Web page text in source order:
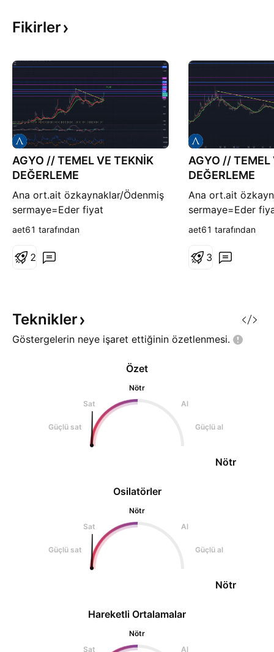
Fikirler
AGYO // TEMEL VE TEKNİK
DEĞERLEME
Ana ort.ait özkaynaklar/Ödenmiş
sermaye=Eder fiyat
6.267.125/263.340=23,80
kırdık.Hedefler fibonacciye göre
ettiğiniz yazarlar altında bulunan
eposta seçeneklerinin seçil
aet61 tarafından
2
AGYO // TEMEL
DEĞERLEME
Ana ort.ait
sermaye=Eder
5.785.846/
kırdık.Hedefler
ettiğiniz yazarlar
eposta
aet61 tarafından
3
Teknikler
Göstergelerin neye işaret ettiğinin özetlenmesi.
Osilatörler
Nötr
Sat
Al
Güçlü sat Güçlü al
Nötr
Özet
Nötr
Sat
Al
Güçlü sat Güçlü al
Nötr
Hareketli Ortalamalar
Nötr
Sat
Al